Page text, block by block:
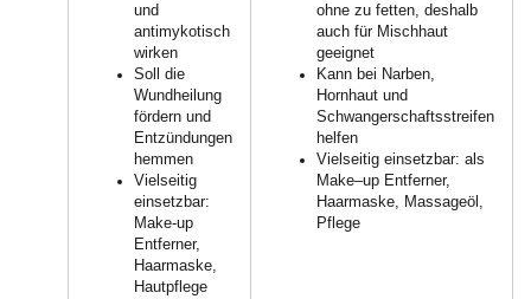
und
antimykotisch
wirken
Soll die
Wundheilung
fördern und
Entzündungen
hemmen
Vielseitig
einsetzbar:
Make-up
Entferner,
Haarmaske,
Hautpflege
ohne zu fetten, deshalb
auch für Mischhaut
geeignet
Kann bei Narben,
Hornhaut und
Schwangerschaftsstreifen
helfen
Vielseitig einsetzbar: als
Make–up Entferner,
Haarmaske, Massageöl,
Pflege